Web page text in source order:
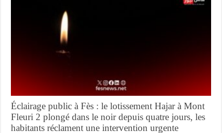
Éclairage public à Fès : le lotissement Hajar à Mont
Fleuri 2 plongé dans le noir depuis quatre jours, les
habitants réclament une intervention urgente